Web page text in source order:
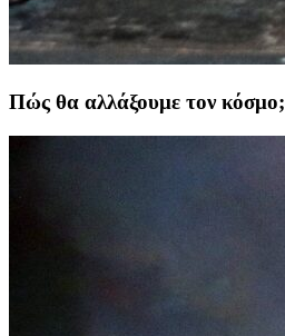
Πώς θα αλλάξουμε τον κόσμο;